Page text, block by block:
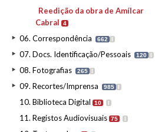
Reedição da obra de Amílcar
Cabral
4
06. Correspondência 662 I
07. Docs. Identificação/Pessoais 120 I
08. Fotografias 265 I
09. Recortes/Imprensa 985 I
10. Biblioteca Digital 10 I
11. Registos Audiovisuais 75 I